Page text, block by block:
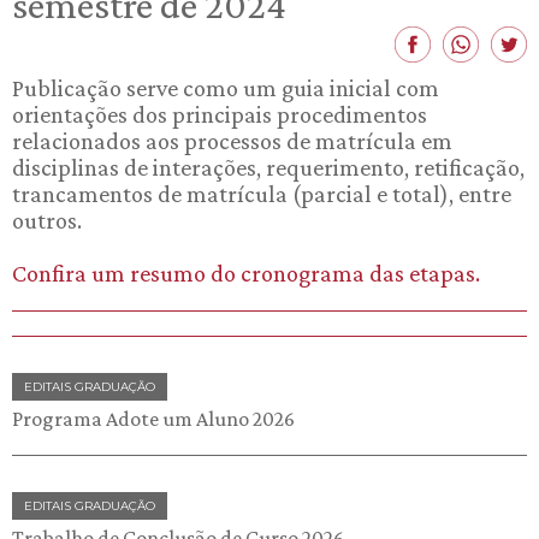
Publicação serve como um guia inicial com
orientações dos principais procedimentos
relacionados aos processos de matrícula em
disciplinas de interações, requerimento, retificação,
trancamentos de matrícula (parcial e total), entre
outros.
Confira um resumo do cronograma das etapas.
EDITAIS GRADUAÇÃO
Programa Adote um Aluno 2026
EDITAIS GRADUAÇÃO